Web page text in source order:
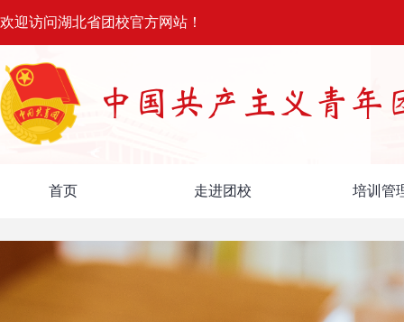
欢迎访问湖北省团校官方网站！
首页 走进团校 培训管